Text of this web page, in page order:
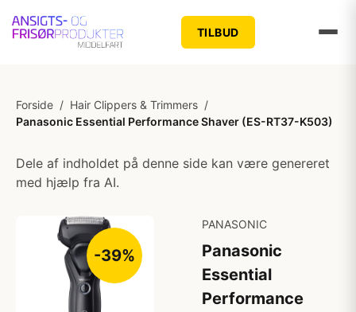
TILBUD
Forside / Hair Clippers & Trimmers /
Panasonic Essential Performance Shaver (ES-RT37-K503)
Dele af indholdet på denne side kan være genereret
med hjælp fra AI.
-39%
PANASONIC
Panasonic
Essential
Performance